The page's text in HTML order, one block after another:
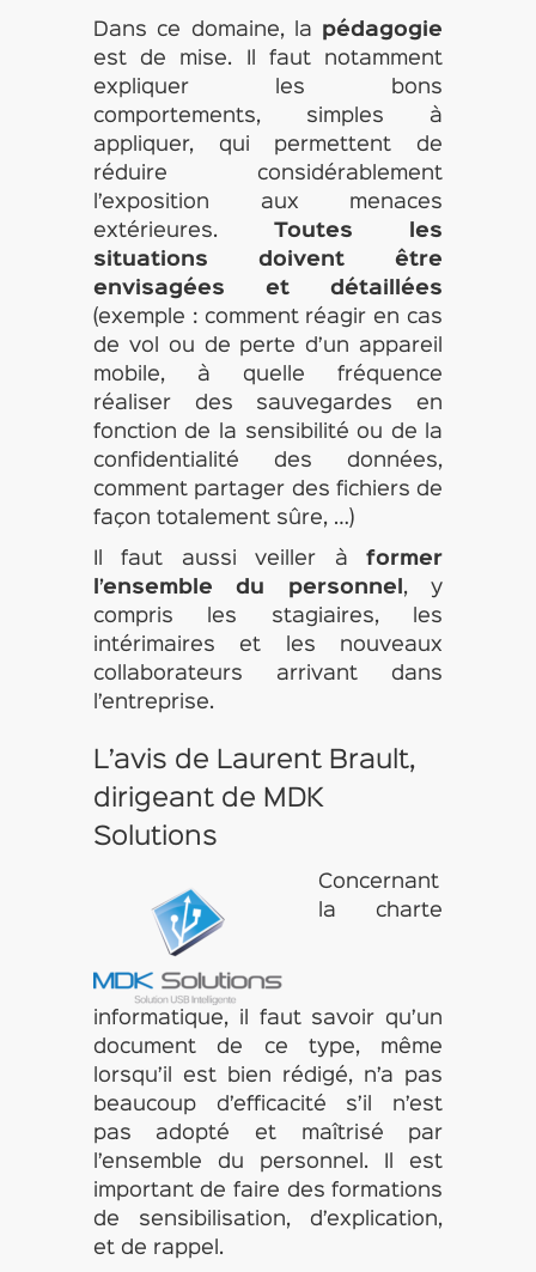
Dans ce domaine, la pédagogie
est de mise. Il faut notamment
expliquer les bons
comportements, simples à
appliquer, qui permettent de
réduire considérablement
l’exposition aux menaces
extérieures. Toutes les
situations doivent être
envisagées et détaillées
(exemple : comment réagir en cas
de vol ou de perte d’un appareil
mobile, à quelle fréquence
réaliser des sauvegardes en
fonction de la sensibilité ou de la
confidentialité des données,
comment partager des fichiers de
façon totalement sûre, …)
Il faut aussi veiller àformer
l’ensemble du personnel , y
compris les stagiaires, les
intérimaires et les nouveaux
collaborateurs arrivant dans
l’entreprise.
L’avis de Laurent Brault,
dirigeant de MDK
Solutions
Concernant
la charte
informatique, il faut savoir qu’un
document de ce type, même
lorsqu’il est bien rédigé, n’a pas
beaucoup d’efficacité s’il n’est
pas adopté et maîtrisé par
l’ensemble du personnel. Il est
important de faire des formations
de sensibilisation, d’explication,
et de rappel.